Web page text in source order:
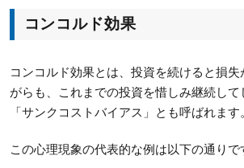
コンコルド効果
コンコルド効果とは、投資を続けると損
がらも、これまでの投資を惜しみ継続し
「サンクコストバイアス」とも呼ばれます
この心理現象の代表的な例は以下の通りで